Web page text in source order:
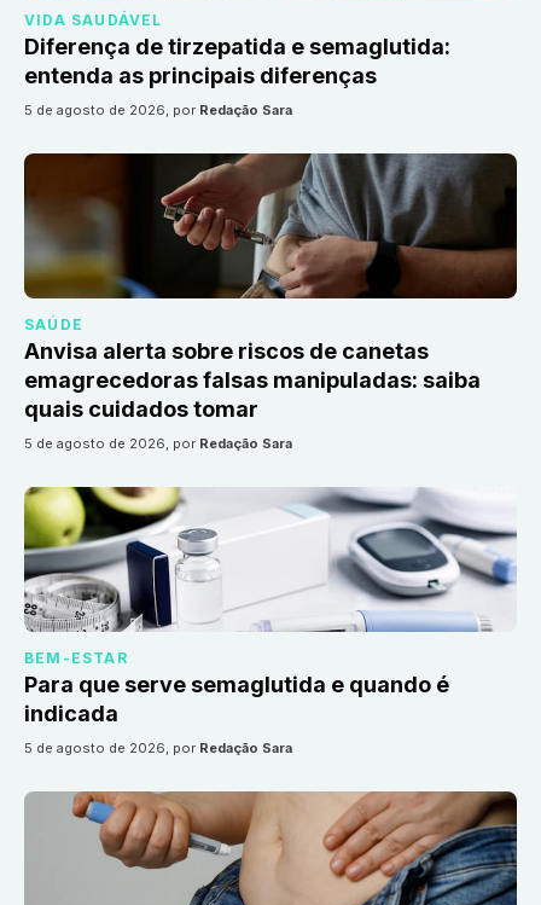
VIDA SAUDÁVEL
Diferença de tirzepatida e semaglutida:
entenda as principais diferenças
5 de agosto de 2026, por Redação Sara
SAÚDE
Anvisa alerta sobre riscos de canetas
emagrecedoras falsas manipuladas: saiba
quais cuidados tomar
5 de agosto de 2026, por Redação Sara
BEM-ESTAR
Para que serve semaglutida e quando é
indicada
5 de agosto de 2026, por Redação Sara